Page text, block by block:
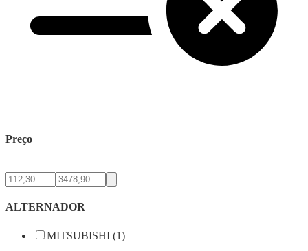
Preço
ALTERNADOR
MITSUBISHI (1)